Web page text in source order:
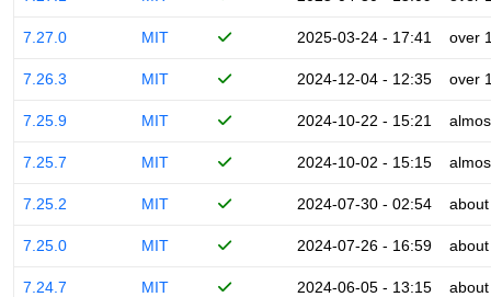
7.27.0 MIT 2025-03-24 - 17:41 over
7.26.3 MIT 2024-12-04 - 12:35 over
7.25.9 MIT 2024-10-22 - 15:21
7.25.7 MIT 2024-10-02 - 15:15
7.25.2 MIT 2024-07-30 - 02:54
7.25.0 MIT 2024-07-26 - 16:59
7.24.7 MIT 2024-06-05 - 13:15